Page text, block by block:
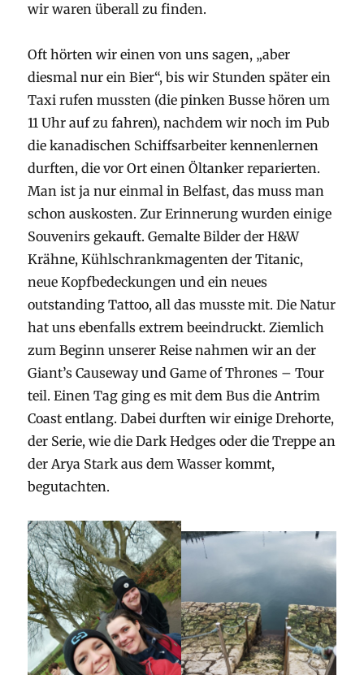
wir waren überall zu finden.
Oft hörten wir einen von uns sagen, „aber
diesmal nur ein Bier“, bis wir Stunden später ein
Taxi rufen mussten (die pinken Busse hören um
11 Uhr auf zu fahren), nachdem wir noch im Pub
die kanadischen Schiffsarbeiter kennenlernen
durften, die vor Ort einen Öltanker reparierten.
Man ist ja nur einmal in Belfast, das muss man
schon auskosten. Zur Erinnerung wurden einige
Souvenirs gekauft. Gemalte Bilder der H&W
Krähne, Kühlschrankmagenten der Titanic,
neue Kopfbedeckungen und ein neues
outstanding Tattoo, all das musste mit. Die Natur
hat uns ebenfalls extrem beeindruckt. Ziemlich
zum Beginn unserer Reise nahmen wir an der
Giant’s Causeway und Game of Thrones – Tour
teil. Einen Tag ging es mit dem Bus die Antrim
Coast entlang. Dabei durften wir einige Drehorte,
der Serie, wie die Dark Hedges oder die Treppe an
der Arya Stark aus dem Wasser kommt,
begutachten.